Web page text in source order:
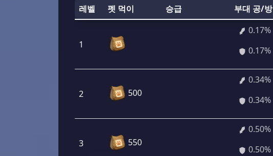
레벨 펫 먹이 승급 부대 공/방
1
0.17%
0.17%
2 500
0.34%
0.34%
3 550
0.50%
0.50%